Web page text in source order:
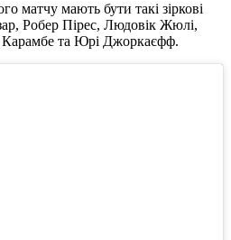
матчу мають бути такі зіркові
Робер Пірес, Людовік Жюлі,
Карамбе та Юрі Джоркаєфф.